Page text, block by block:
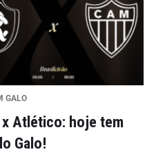
GALO
x Atlético: hoje tem
Galo!